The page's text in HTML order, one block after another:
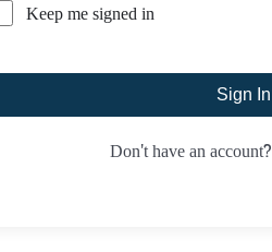
Keep me signed in
Sign In
Don't have an account?